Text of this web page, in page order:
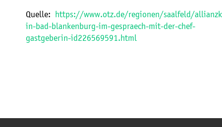
Quelle:
https://www.otz.de/regionen/saalfeld/
in-bad-blankenburg-im-gespraech-mit-der-chef-
gastgeberin-id226569591.html